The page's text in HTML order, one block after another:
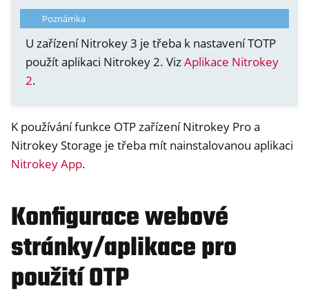
navigation of Nitrokey HSM 2
navigation of Nitrokey Pro 2
navigation of Nitrokey Start
navigation of Nitrokey Storage 2
navigation of NextBox
navigation of NetHSM
navigation of NitroWall NW750
navigation of Software
Poznámka
U zařízení Nitrokey 3 je třeba k nastavení TOTP
použít aplikaci Nitrokey 2. VizAplikace Nitrokey
2.
K používání funkce OTP zařízení Nitrokey Pro a
Nitrokey Storage je třeba mít nainstalovanou aplikaci
Nitrokey App.
Konfigurace webové
stránky/aplikace pro
použití OTP